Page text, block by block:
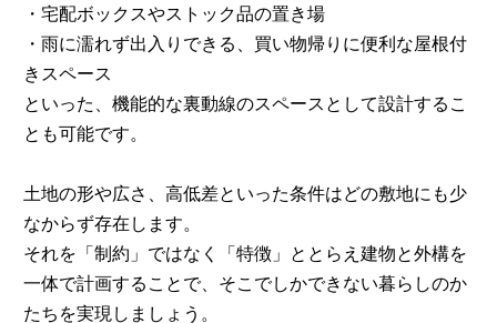
・宅配ボックスやストック品の置き場
・雨に濡れず出入りできる、買い物帰りに便利な屋根付
きスペース
といった、機能的な裏動線のスペースとして設計するこ
とも可能です。
土地の形や広さ、高低差といった条件はどの敷地にも少
なからず存在します。
それを「制約」ではなく「特徴」ととらえ建物と外構を
一体で計画することで、そこでしかできない暮らしのか
たちを実現しましょう。